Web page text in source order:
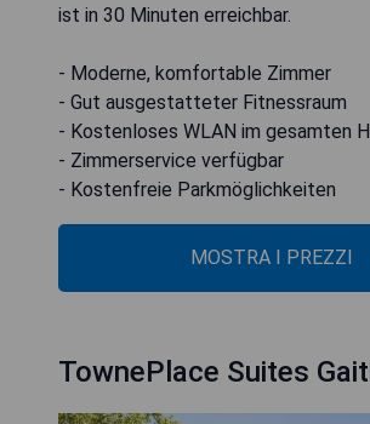
ist in 30 Minuten erreichbar.
- Moderne, komfortable Zimmer
- Gut ausgestatteter Fitnessraum
- Kostenloses WLAN im gesamten
- Zimmerservice verfügbar
- Kostenfreie Parkmöglichkeiten
MOSTRA I PREZZI
TownePlace Suites